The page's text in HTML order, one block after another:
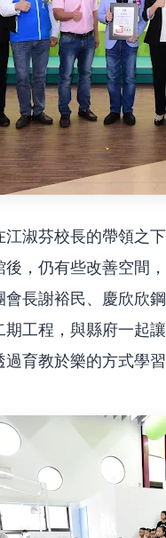
淑芬校長的帶領之
，仍有些改善空間
會長謝裕民、慶欣欣
期工程，與縣府一起
育教於樂的方式學